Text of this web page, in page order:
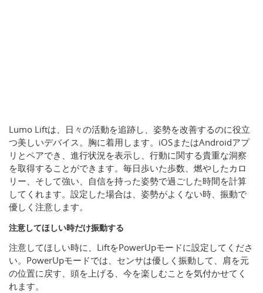
Lumo Liftは、日々の活動を追跡し、姿勢を改善するのに役立
つ美しいデバイス。胸に着用します。iOSまたはAndroidアプ
リとペアでき、進行状況を表示し、行動に関する貴重な洞察
を取得することができます。毎日歩いた歩数、燃やしたカロ
リー、そして強い、自信を持った姿勢で過ごした時間を計算
してくれます。設定した場合は、姿勢がよくない時、振動で
優しく注意します。
注意してほしい時だけ振動する
注意してほしい時に、LiftをPowerUpモードに設定してくださ
い。PowerUpモードでは、センサは優しく振動して、肩を元
の位置に戻す、頭を上げる、今を楽しむことを気付かせてく
れます。